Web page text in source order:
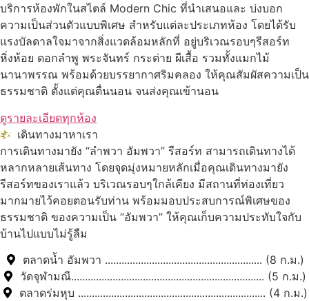
บริการห้องพักในสไตล์ Modern Chic ที่นำเสนอและ บ่งบอก
ความเป็นส่วนตัวแบบพิเศษ สำหรับแต่ละประเภทห้อง โดยได้รับ
แรงบัลดาลใจมาจากสิ่งแวดล้อมหลักที่ อยู่บริเวณรอบๆรีสอร์ท
หิ่งห้อย ดอกลำพู พระจันทร์ กระต่าย ผีเสื้อ รวมทั้งแมกไม้
นานาพรรณ พร้อมด้วยบรรยากาศริมคลอง ให้คุณสัมผัสความเป็น
ธรรมชาติ ตั้งแต่คุณตื่นนอน จนส่งคุณเข้านอน
ดูรายละเอียดทุกห้อง
เดินทางมาหาเรา
การเดินทางมายัง “ลำพวา อัมพวา” รีสอร์ท สามารถเดินทางได้
หลากหลายเส้นทาง โดยจุดมุ่งหมายหลักเมื่อคุณเดินทางมายัง
รีสอร์ทของเราแล้ว บริเวณรอบๆใกล้เคียง มีสถานที่ท่องเที่ยว
มากมายไว้คอยตอนรับท่าน พร้อมมอบประสบการณ์พิเศษของ
ธรรมชาติ ของความเป็น “อัมพวา” ให้คุณเก็บความประทับใจกับ
บ้านไปแบบไม่รู้ลืม
ตลาดน้ำ อัมพวา ......................................................... (8 ก.ม.)
วัดจุฬามณี...................................................................... (5 ก.ม.)
ตลาดร่มหุบ .................................................................... (4 ก.ม.)